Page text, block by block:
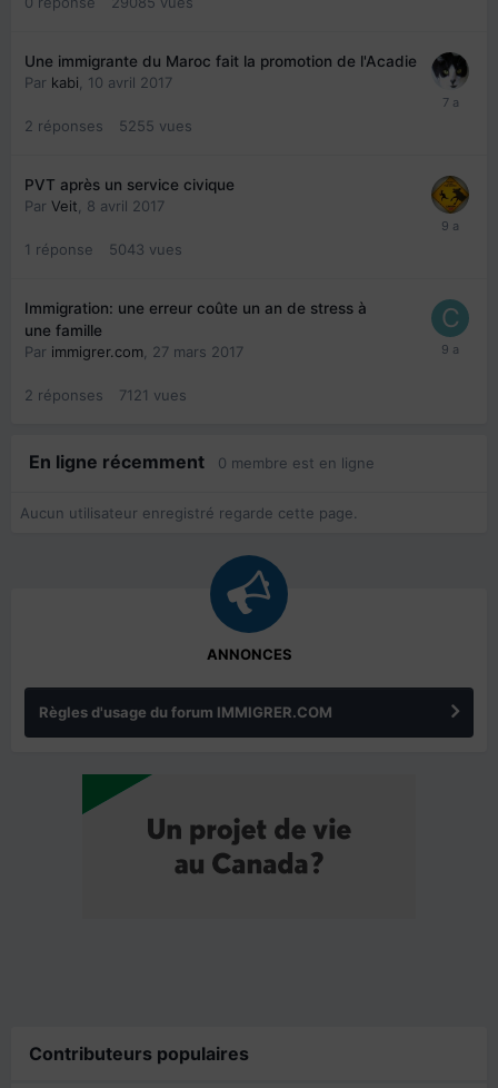
Une immigrante du Maroc fait la promotion de l'Acadie
Par kabi 10 avril 2017
2 réponses 5255 vues
PVT après un service civique
Par Veit 8 avril 2017
1 réponse 5043 vues
Immigration: une erreur coûte un an de stress à
une famille
Par immigrer.com 27 mars 2017
2 réponses 7121 vues
En ligne récemment 0 membre est en ligne
Aucun utilisateur enregistré regarde cette page.
ANNONCES
Règles d'usage du forum IMMIGRER.COM
Contributeurs populaires